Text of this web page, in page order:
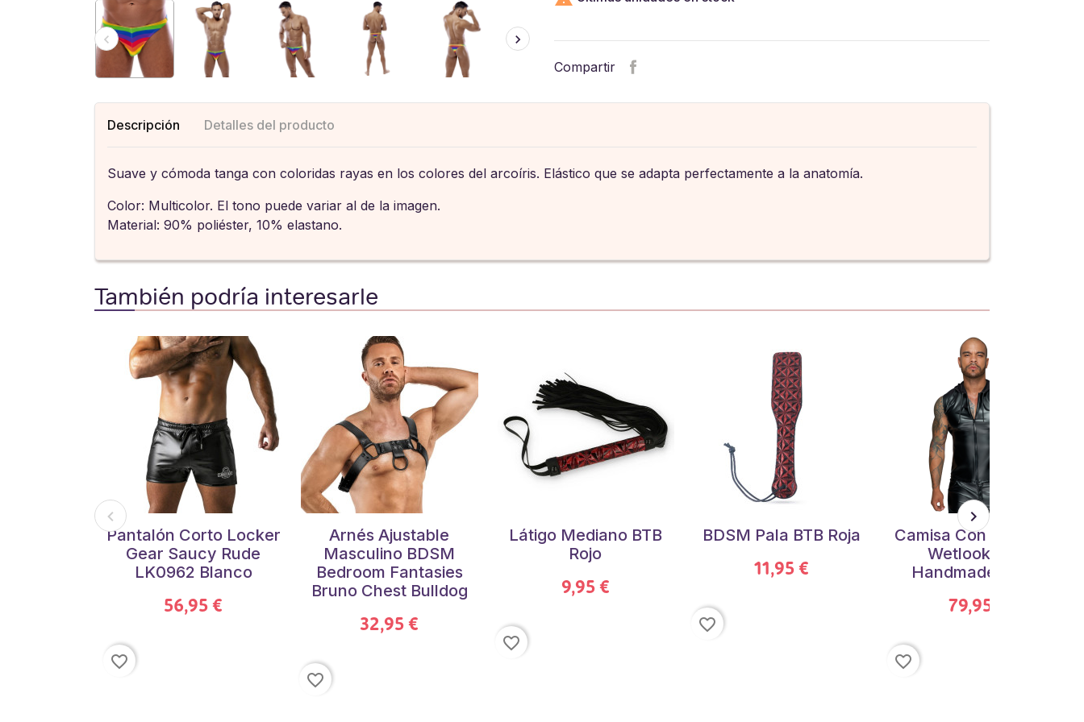
Compartir
Descripción Detalles del producto
Suave y cómoda tanga con coloridas rayas en los colores del arcoíris. Elástico que se adapta perfectamente a la anatomía.
Color: Multicolor. El tono puede variar al de la imagen.
Material: 90% poliéster, 10% elastano.
También podría interesarle
Pantalón Corto Locker
Gear Saucy Rude
LK0962 Blanco
56,95 €
favorite_border
Arnés Ajustable
Masculino BDSM
Bedroom Fantasies
Bruno Chest Bulldog
32,95 €
favorite_border
Látigo Mediano BTB
Rojo
9,95 €
favorite_border
BDSM Pala BTB Roja
11,95 €
favorite_border
Camisa Con Capucha
Wetlook Noir
Handmade H062
79,95 €
favorite_border